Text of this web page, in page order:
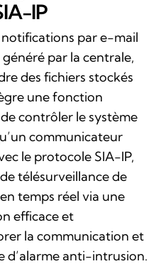
IP
par e-mail
par la centrale,
des fichiers stockés
une fonction
contrôler le système
communicateur
le protocole SIA-IP,
télésurveillance de
temps réel via une
efficace et
la communication et
d’alarme anti-intrusion.